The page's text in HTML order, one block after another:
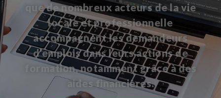
que de nombreux acteurs de la vie
locale et professionnelle
accompagnent les demandeurs
d’emplois dans leurs actions de
formation, notamment grâce à des
aides financières.